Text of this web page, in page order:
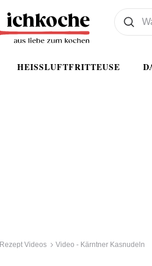
HEISSLUFTFRITTEUSE
Was wollen
Suchen
Rezept Videos Video - Kärntner Kasnudeln